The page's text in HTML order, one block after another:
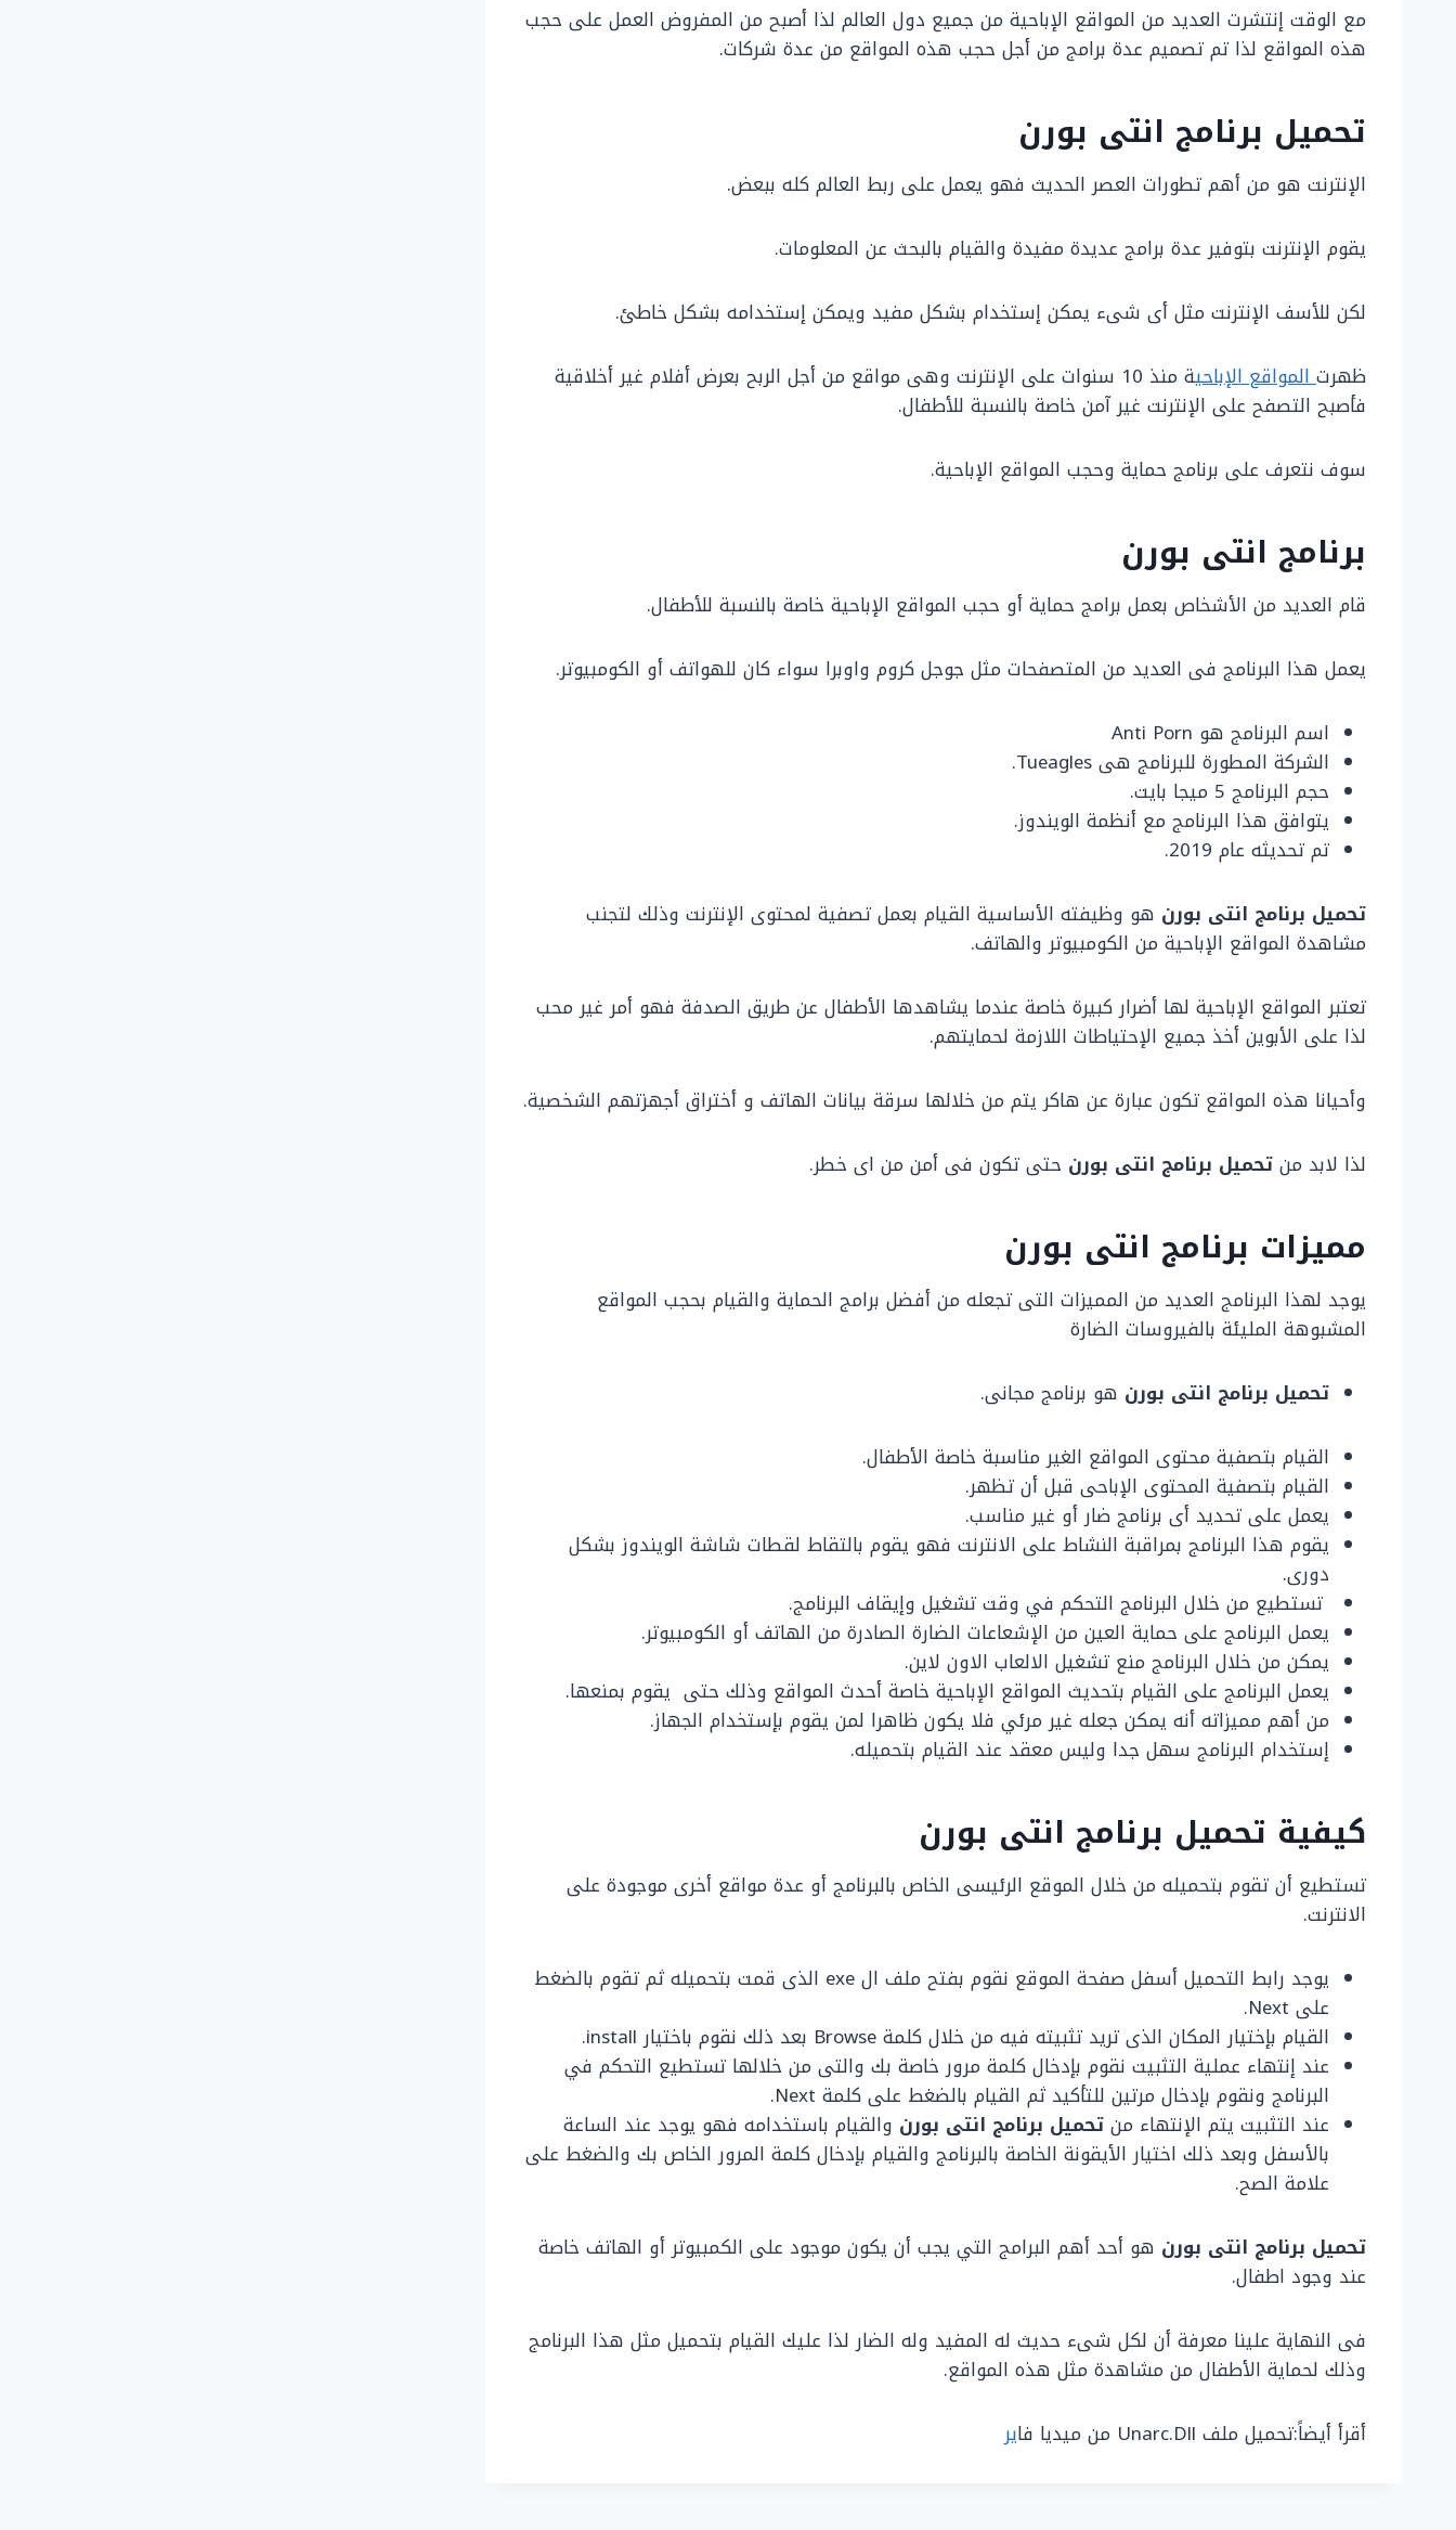
مع الوقت إنتشرت العديد من المواقع الإباحية من جميع دول العالم لذا أصبح من المفروض العمل على حجب
هذه المواقع لذا تم تصميم عدة برامج من أجل حجب هذه المواقع من عدة شركات.
تحميل برنامج انتى بورن
الإنترنت هو من أهم تطورات العصر الحديث فهو يعمل على ربط العالم كله ببعض.
يقوم الإنترنت بتوفير عدة برامج عديدة مفيدة والقيام بالبحث عن المعلومات.
لكن للأسف الإنترنت مثل أى شىء يمكن إستخدام بشكل مفيد ويمكن إستخدامه بشكل خاطئ.
ظهرتالمواقع الإباحي
ة منذ 10 سنوات على الإنترنت وهى مواقع من أجل الربح بعرض أفلام غير أخلاقية
فأصبح التصفح على الإنترنت غير آمن خاصة بالنسبة للأطفال.
سوف نتعرف على برنامج حماية وحجب المواقع الإباحية.
برنامج انتى بورن
قام العديد من الأشخاص بعمل برامج حماية أو حجب المواقع الإباحية خاصة بالنسبة للأطفال.
يعمل هذا البرنامج فى العديد من المتصفحات مثل جوجل كروم واوبرا سواء كان للهواتف أو الكومبيوتر.
اسم البرنامج هو Anti Porn
الشركة المطورة للبرنامج هى Tueagles.
حجم البرنامج 5 ميجا بايت.
يتوافق هذا البرنامج مع أنظمة الويندوز.
تم تحديثه عام 2019.
تحميل برنامج انتى بورن هو وظيفته الأساسية القيام بعمل تصفية لمحتوى الإنترنت وذلك لتجنب
مشاهدة المواقع الإباحية من الكومبيوتر والهاتف.
تعتبر المواقع الإباحية لها أضرار كبيرة خاصة عندما يشاهدها الأطفال عن طريق الصدفة فهو أمر غير محب
لذا على الأبوين أخذ جميع الإحتياطات اللازمة لحمايتهم.
وأحيانا هذه المواقع تكون عبارة عن هاكر يتم من خلالها سرقة بيانات الهاتف و أختراق أجهزتهم الشخصية.
لذا لابد منتحميل برنامج انتى بورن حتى تكون فى أمن من اى خطر.
مميزات برنامج انتى بورن
يوجد لهذا البرنامج العديد من المميزات التى تجعله من أفضل برامج الحماية والقيام بحجب المواقع
المشبوهة المليئة بالفيروسات الضارة
تحميل برنامج انتى بورن هو برنامج مجانى.
القيام بتصفية محتوى المواقع الغير مناسبة خاصة الأطفال.
القيام بتصفية المحتوى الإباحى قبل أن تظهر.
يعمل على تحديد أى برنامج ضار أو غير مناسب.
يقوم هذا البرنامج بمراقبة النشاط على الانترنت فهو يقوم بالتقاط لقطات شاشة الويندوز بشكل
دورى.
تستطيع من خلال البرنامج التحكم في وقت تشغيل وإيقاف البرنامج.
يعمل البرنامج على حماية العين من الإشعاعات الضارة الصادرة من الهاتف أو الكومبيوتر.
يمكن من خلال البرنامج منع تشغيل الالعاب الاون لاين.
يعمل البرنامج على القيام بتحديث المواقع الإباحية خاصة أحدث المواقع وذلك حتى يقوم بمنعها.
من أهم مميزاته أنه يمكن جعله غير مرئي فلا يكون ظاهرا لمن يقوم بإستخدام الجهاز.
إستخدام البرنامج سهل جدا وليس معقد عند القيام بتحميله.
كيفية تحميل برنامج انتى بورن
تستطيع أن تقوم بتحميله من خلال الموقع الرئيسى الخاص بالبرنامج أو عدة مواقع أخرى موجودة على
الانترنت.
يوجد رابط التحميل أسفل صفحة الموقع نقوم بفتح ملف ال exe الذى قمت بتحميله ثم تقوم بالضغط
على Next.
القيام بإختيار المكان الذى تريد تثبيته فيه من خلال كلمة Browse بعد ذلك نقوم باختيار install.
عند إنتهاء عملية التثبيت نقوم بإدخال كلمة مرور خاصة بك والتى من خلالها تستطيع التحكم في
البرنامج ونقوم بإدخال مرتين للتأكيد ثم القيام بالضغط على كلمة Next.
عند التثبيت يتم الإنتهاء منتحميل برنامج انتى بورن والقيام باستخدامه فهو يوجد عند الساعة
بالأسفل وبعد ذلك اختيار الأيقونة الخاصة بالبرنامج والقيام بإدخال كلمة المرور الخاص بك والضغط على
علامة الصح.
تحميل برنامج انتى بورن هو أحد أهم البرامج التي يجب أن يكون موجود على الكمبيوتر أو الهاتف خاصة
عند وجود اطفال.
فى النهاية علينا معرفة أن لكل شىء حديث له المفيد وله الضار لذا عليك القيام بتحميل مثل هذا البرنامج
وذلك لحماية الأطفال من مشاهدة مثل هذه المواقع.
أقرأ أيضاً:تحميل ملف Unarc.Dll من ميديا فا
ير